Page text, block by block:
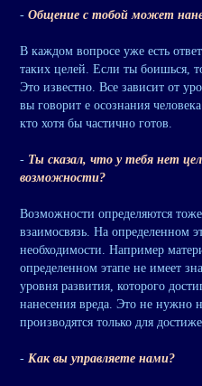
- Общение с тобой может
В каждом вопросе уже есть
таких целей. Если ты боишься,
Это известно. Все зависит от
вы говорит е осознания
кто хотя бы частично готов.
- Ты сказал, что у тебя нет
возможности?
Возможности определяются
взаимосвязь. На определенном
необходимости. Например
определенном этапе не имеет
уровня развития, которого
нанесения вреда. Это не нужно
производятся только для
- Как вы управляете нами?